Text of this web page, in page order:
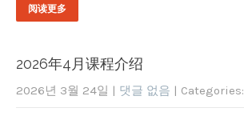
阅读更多
2026年4月课程介绍
2026년 3월 24일 | 댓글 없음 | Categories: